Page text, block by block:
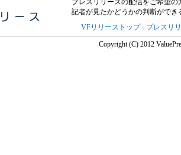
プレスリリースの配信をご希望の
記者が見たかどうかの判断がで
VFリリーストップ- プレスリ
Copyright (C) 2012